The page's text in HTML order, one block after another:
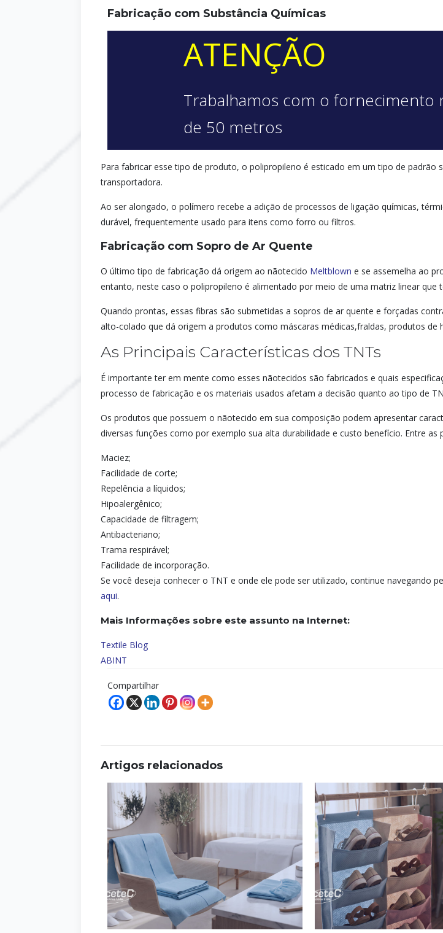
Fabricação com Substância Químicas
ATENÇÃO
Trabalhamos com o fornecimento
de 50 metros
Para fabricar esse tipo de produto, o polipropileno é esticado em um tipo de
transportadora.
Ao ser alongado, o polímero recebe a adição de processos de ligação químicas,
durável, frequentemente usado para itens como forro ou filtros.
Fabricação com Sopro de Ar Quente
O último tipo de fabricação dá origem ao nãotecido Meltblown e se assemelha ao
entanto, neste caso o polipropileno é alimentado por meio de uma matriz linear
Quando prontas, essas fibras são submetidas a sopros de ar quente e forçadas
alto-colado que dá origem a produtos como máscaras médicas,fraldas, produtos de
As Principais Características dos TNTs
É importante ter em mente como esses nãotecidos são fabricados e quais
processo de fabricação e os materiais usados ​​afetam a decisão quanto ao tipo de
Os produtos que possuem o nãotecido em sua composição podem apresentar
diversas funções como por exemplo sua alta durabilidade e custo benefício. Entre
Maciez;
Facilidade de corte;
Repelência a líquidos;
Hipoalergênico;
Capacidade de filtragem;
Antibacteriano;
Trama respirável;
Facilidade de incorporação.
Se você deseja conhecer o TNT e onde ele pode ser utilizado, continue navegando
aqui.
Mais Informações sobre este assunto na Internet:
Textile Blog
ABINT
Compartilhar
Artigos relacionados